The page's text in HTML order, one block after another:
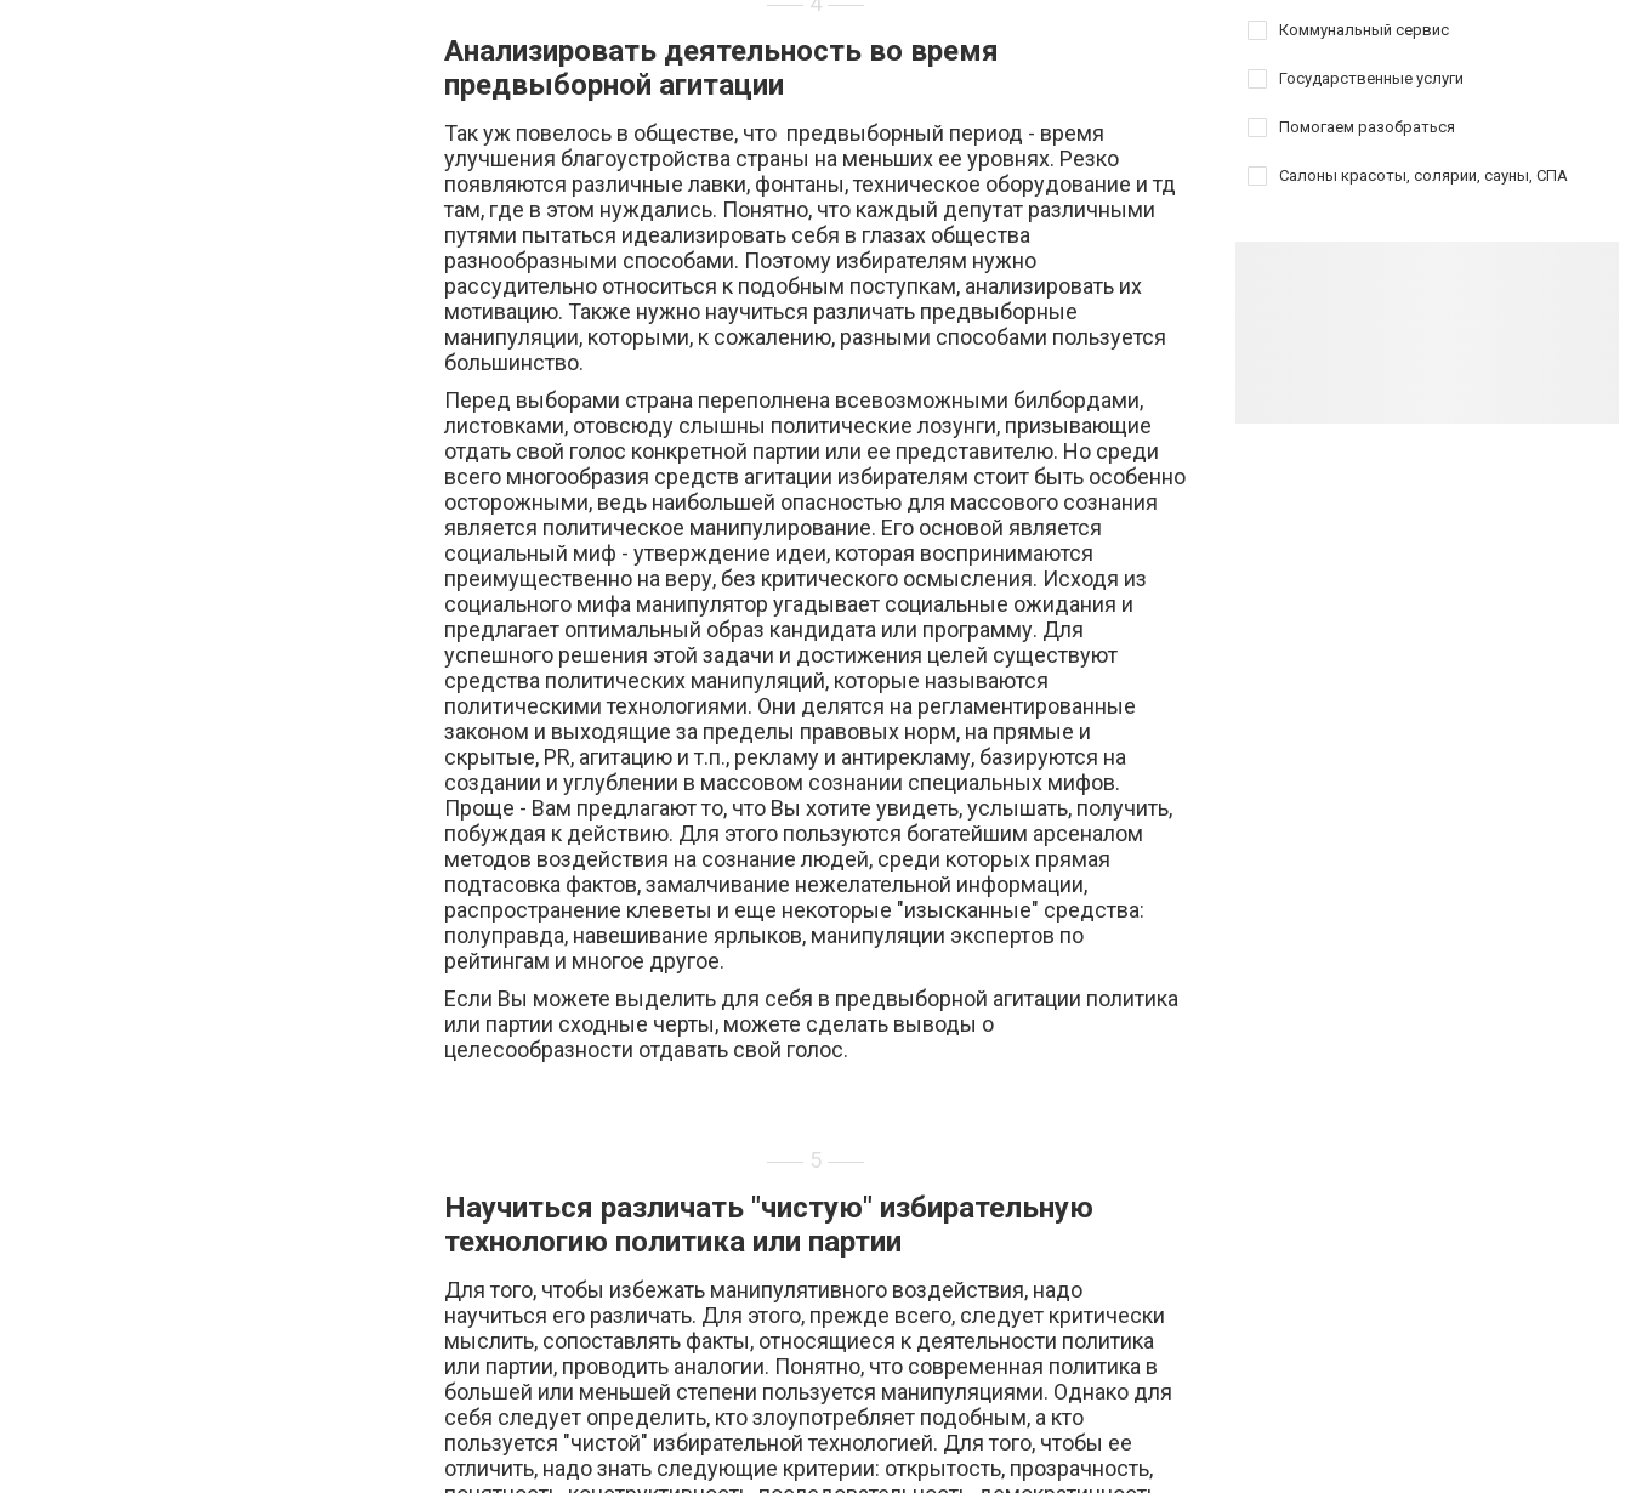
Анализировать деятельность во время
предвыборной агитации
Так уж повелось в обществе, что предвыборный период - время
улучшения благоустройства страны на меньших ее уровнях. Резко
появляются различные лавки, фонтаны, техническое оборудование и тд
там, где в этом нуждались. Понятно, что каждый депутат различными
путями пытаться идеализировать себя в глазах общества
разнообразными способами. Поэтому избирателям нужно
рассудительно относиться к подобным поступкам, анализировать их
мотивацию. Также нужно научиться различать предвыборные
манипуляции, которыми, к сожалению, разными способами пользуется
большинство.
Перед выборами страна переполнена всевозможными билбордами,
листовками, отовсюду слышны политические лозунги, призывающие
отдать свой голос конкретной партии или ее представителю. Но среди
всего многообразия средств агитации избирателям стоит быть особенно
осторожными, ведь наибольшей опасностью для массового сознания
является политическое манипулирование. Его основой является
социальный миф - утверждение идеи, которая воспринимаются
преимущественно на веру, без критического осмысления. Исходя из
социального мифа манипулятор угадывает социальные ожидания и
предлагает оптимальный образ кандидата или программу. Для
успешного решения этой задачи и достижения целей существуют
средства политических манипуляций, которые называются
политическими технологиями. Они делятся на регламентированные
законом и выходящие за пределы правовых норм, на прямые и
скрытые, PR, агитацию и т.п., рекламу и антирекламу, базируются на
создании и углублении в массовом сознании специальных мифов.
Проще - Вам предлагают то, что Вы хотите увидеть, услышать, получить,
побуждая к действию. Для этого пользуются богатейшим арсеналом
методов воздействия на сознание людей, среди которых прямая
подтасовка фактов, замалчивание нежелательной информации,
распространение клеветы и еще некоторые "изысканные" средства:
полуправда, навешивание ярлыков, манипуляции экспертов по
рейтингам и многое другое.
Если Вы можете выделить для себя в предвыборной агитации политика
или партии сходные черты, можете сделать выводы о
целесообразности отдавать свой голос.
5
Научиться различать "чистую" избирательную
технологию политика или партии
Для того, чтобы избежать манипулятивного воздействия, надо
научиться его различать. Для этого, прежде всего, следует критически
мыслить, сопоставлять факты, относящиеся к деятельности политика
или партии, проводить аналогии. Понятно, что современная политика в
большей или меньшей степени пользуется манипуляциями. Однако для
себя следует определить, кто злоупотребляет подобным, а кто
пользуется "чистой" избирательной технологией. Для того, чтобы ее
отличить, надо знать следующие критерии: открытость, прозрачность,
Коммунальный сервис
Государственные услуги
Помогаем разобраться
Салоны красоты, солярии, сауны, СПА